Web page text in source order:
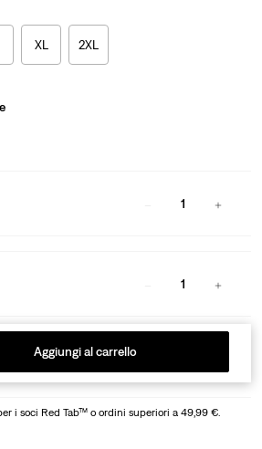
XL 2XL
1
1
Aggiungi al carrello
i soci Red Tab™ o ordini superiori a 49,99 €.